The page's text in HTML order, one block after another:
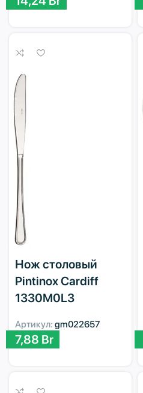
Нож столовый
Pintinox Cardiff
1330M0L3
Артикул: gm022657
7,88 Br